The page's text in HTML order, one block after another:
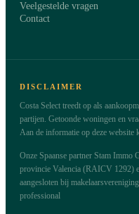
Veelgestelde vragen
Contact
DISCLAIMER
Costa Select treedt op als
partijen. Getoonde woningen en
Aan de informatie op deze website
Onze Spaanse partner Stam Immo
provincie Valencia (RAICV 1292)
aangesloten bij
professional